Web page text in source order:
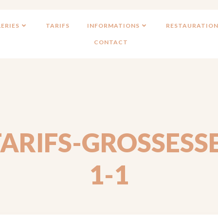
TARIFS INFORMATIONS
CONTACT
1-1